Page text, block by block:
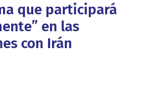
que participará
en las
con Irán